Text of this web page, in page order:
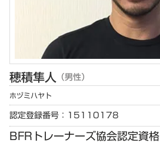
穂積隼人 （男性）
ホヅミハヤト
認定登録番号：15110178
BFRトレーナーズ協会認定資格